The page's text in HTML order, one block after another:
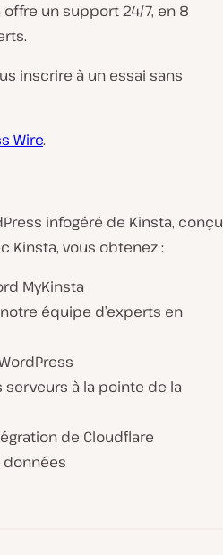
un support 24/7, en 8
inscrire à un essai sans
Wire.
infogéré de Kinsta, conçu
Kinsta, vous obtenez :
MyKinsta
équipe d’experts en
à la pointe de la
de Cloudflare